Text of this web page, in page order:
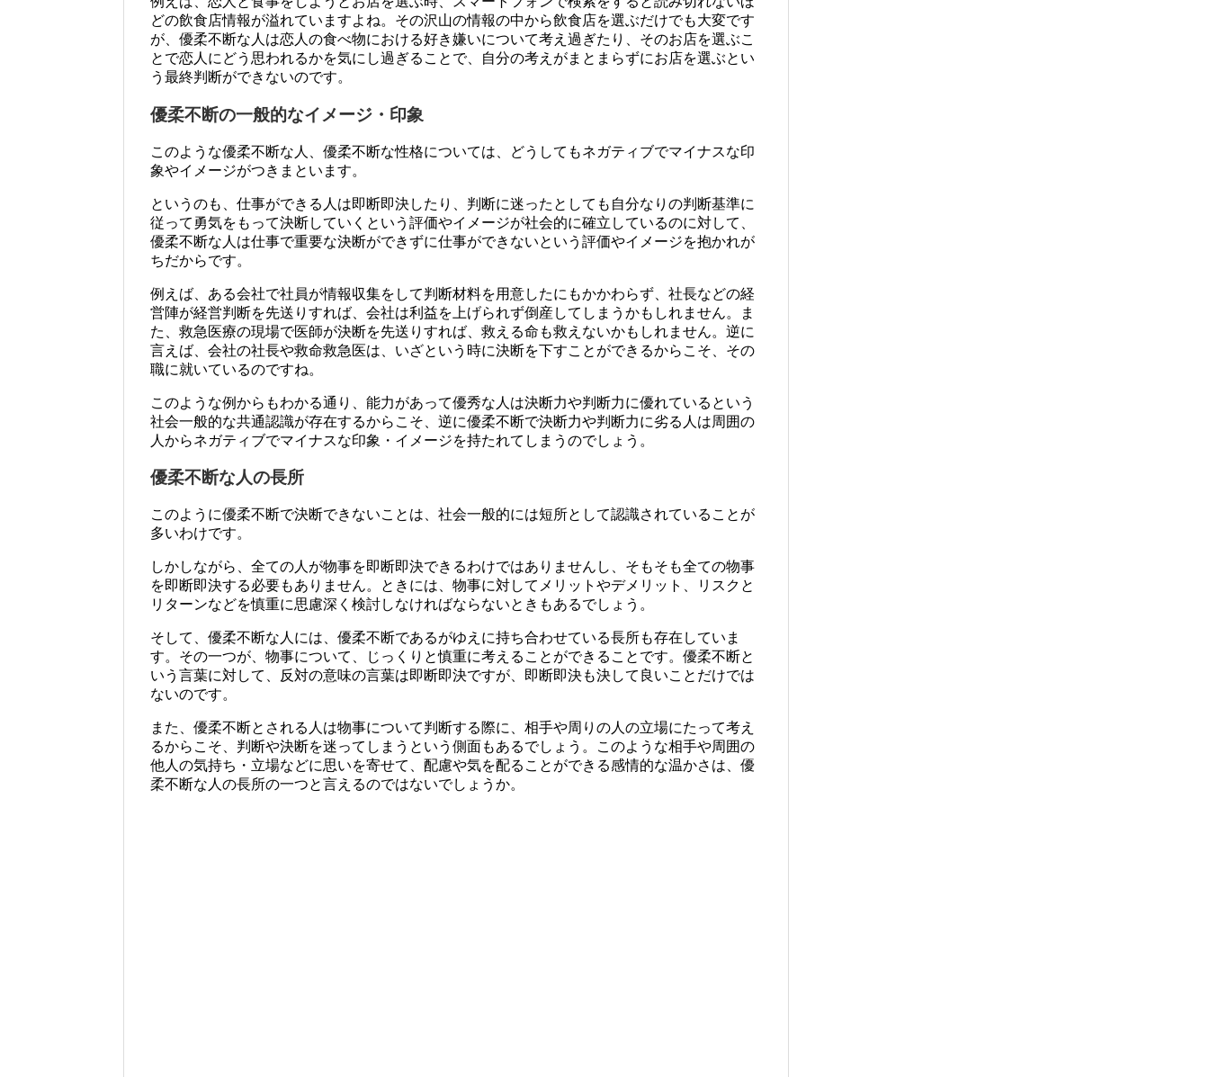
どの飲食店情報が溢れていますよね。その沢山の情報の中から飲食店を選ぶだけでも大変です
が、優柔不断な人は恋人の食べ物における好き嫌いについて考え過ぎたり、そのお店を選ぶこ
とで恋人にどう思われるかを気にし過ぎることで、自分の考えがまとまらずにお店を選ぶとい
う最終判断ができないのです。
優柔不断の一般的なイメージ・印象
このような優柔不断な人、優柔不断な性格については、どうしてもネガティブでマイナスな印
象やイメージがつきまといます。
というのも、仕事ができる人は即断即決したり、判断に迷ったとしても自分なりの判断基準に
従って勇気をもって決断していくという評価やイメージが社会的に確立しているのに対して、
優柔不断な人は仕事で重要な決断ができずに仕事ができないという評価やイメージを抱かれが
ちだからです。
例えば、ある会社で社員が情報収集をして判断材料を用意したにもかかわらず、社長などの経
営陣が経営判断を先送りすれば、会社は利益を上げられず倒産してしまうかもしれません。ま
た、救急医療の現場で医師が決断を先送りすれば、救える命も救えないかもしれません。逆に
言えば、会社の社長や救命救急医は、いざという時に決断を下すことができるからこそ、その
職に就いているのですね。
このような例からもわかる通り、能力があって優秀な人は決断力や判断力に優れているという
社会一般的な共通認識が存在するからこそ、逆に優柔不断で決断力や判断力に劣る人は周囲の
人からネガティブでマイナスな印象・イメージを持たれてしまうのでしょう。
優柔不断な人の長所
このように優柔不断で決断できないことは、社会一般的には短所として認識されていることが
多いわけです。
しかしながら、全ての人が物事を即断即決できるわけではありませんし、そもそも全ての物事
を即断即決する必要もありません。ときには、物事に対してメリットやデメリット、リスクと
リターンなどを慎重に思慮深く検討しなければならないときもあるでしょう。
そして、優柔不断な人には、優柔不断であるがゆえに持ち合わせている長所も存在していま
す。その一つが、物事について、じっくりと慎重に考えることができることです。優柔不断と
いう言葉に対して、反対の意味の言葉は即断即決ですが、即断即決も決して良いことだけでは
ないのです。
また、優柔不断とされる人は物事について判断する際に、相手や周りの人の立場にたって考え
るからこそ、判断や決断を迷ってしまうという側面もあるでしょう。このような相手や周囲の
他人の気持ち・立場などに思いを寄せて、配慮や気を配ることができる感情的な温かさは、優
柔不断な人の長所の一つと言えるのではないでしょうか。